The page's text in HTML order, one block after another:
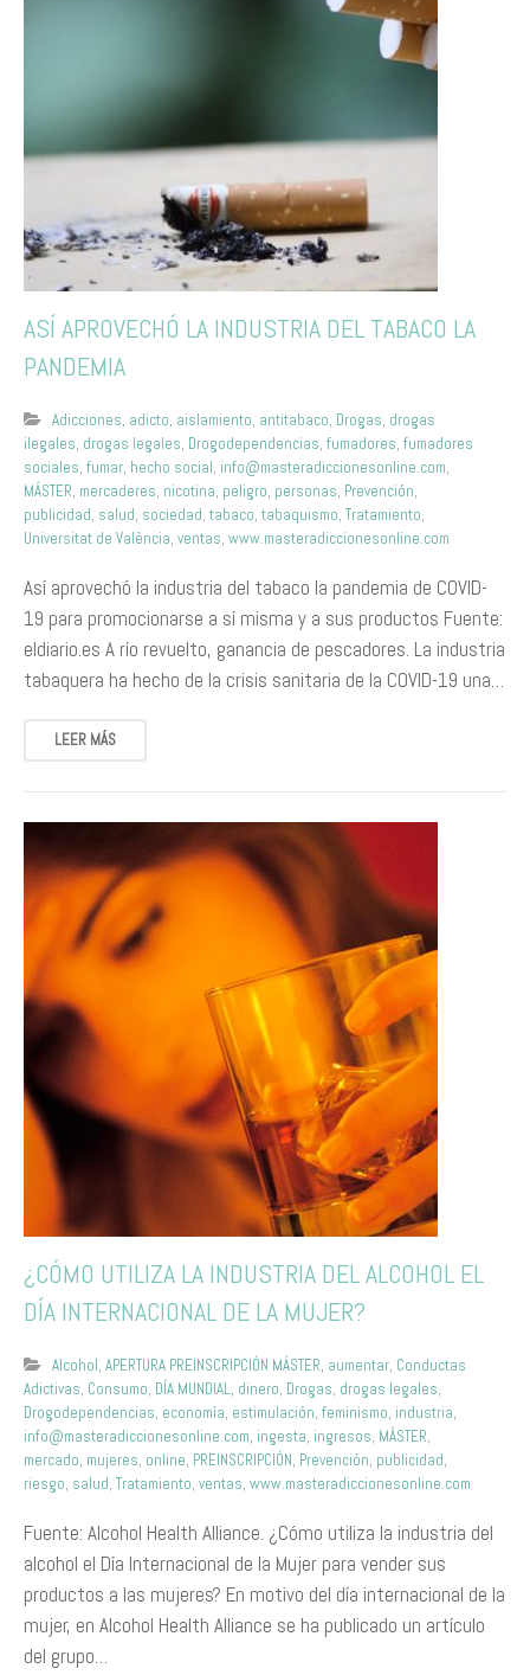
ASÍ APROVECHÓ LA INDUSTRIA DEL TABACO LA
PANDEMIA
Adicciones, adicto, aislamiento, antitabaco, Drogas, drogas
ilegales, drogas legales, Drogodependencias, fumadores, fumadores
sociales, fumar, hecho social, info@masteradiccionesonline.com,
MÁSTER, mercaderes, nicotina, peligro, personas, Prevención,
publicidad, salud, sociedad, tabaco, tabaquismo, Tratamiento,
Universitat de València, ventas, www.masteradiccionesonline.com
Así aprovechó la industria del tabaco la pandemia de COVID-
19 para promocionarse a sí misma y a sus productos Fuente:
eldiario.es A río revuelto, ganancia de pescadores. La industria
tabaquera ha hecho de la crisis sanitaria de la COVID-19 una…
LEER MÁS
¿CÓMO UTILIZA LA INDUSTRIA DEL ALCOHOL EL
DÍA INTERNACIONAL DE LA MUJER?
Alcohol, APERTURA PREINSCRIPCIÓN MÁSTER, aumentar, Conductas
Adictivas, Consumo, DÍA MUNDIAL, dinero, Drogas, drogas legales,
Drogodependencias, economía, estimulación, feminismo, industria,
info@masteradiccionesonline.com, ingesta, ingresos, MÁSTER,
mercado, mujeres, online, PREINSCRIPCIÓN, Prevención, publicidad,
riesgo, salud, Tratamiento, ventas, www.masteradiccionesonline.com
Fuente: Alcohol Health Alliance. ¿Cómo utiliza la industria del
alcohol el Día Internacional de la Mujer para vender sus
productos a las mujeres? En motivo del día internacional de la
mujer, en Alcohol Health Alliance se ha publicado un artículo
del grupo…